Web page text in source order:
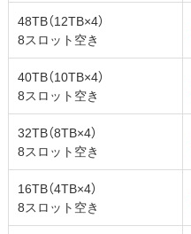
48TB（12TB×4）
8スロット空き
40TB（10TB×4）
8スロット空き
32TB（8TB×4）
8スロット空き
16TB（4TB×4）
8スロット空き